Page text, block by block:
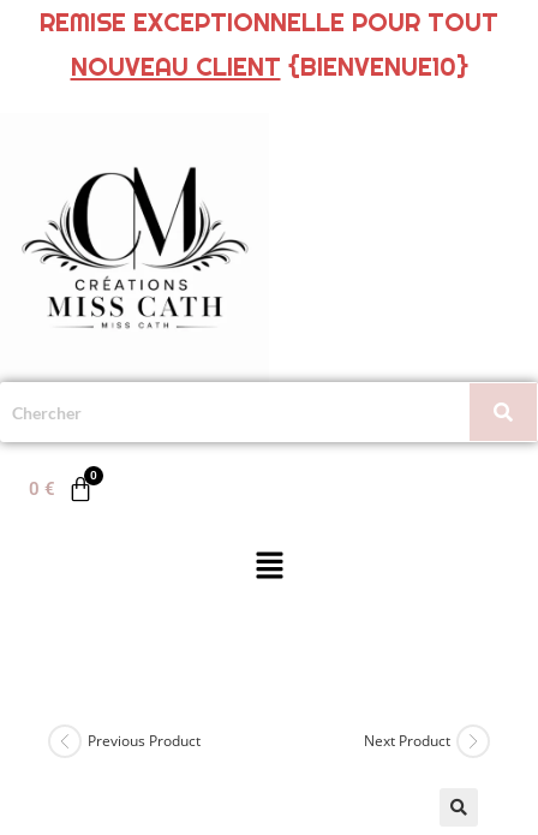
REMISE EXCEPTIONNELLE POUR TOUT
NOUVEAU CLIENT {BIENVENUE10}
0 €
Previous Product Next Product